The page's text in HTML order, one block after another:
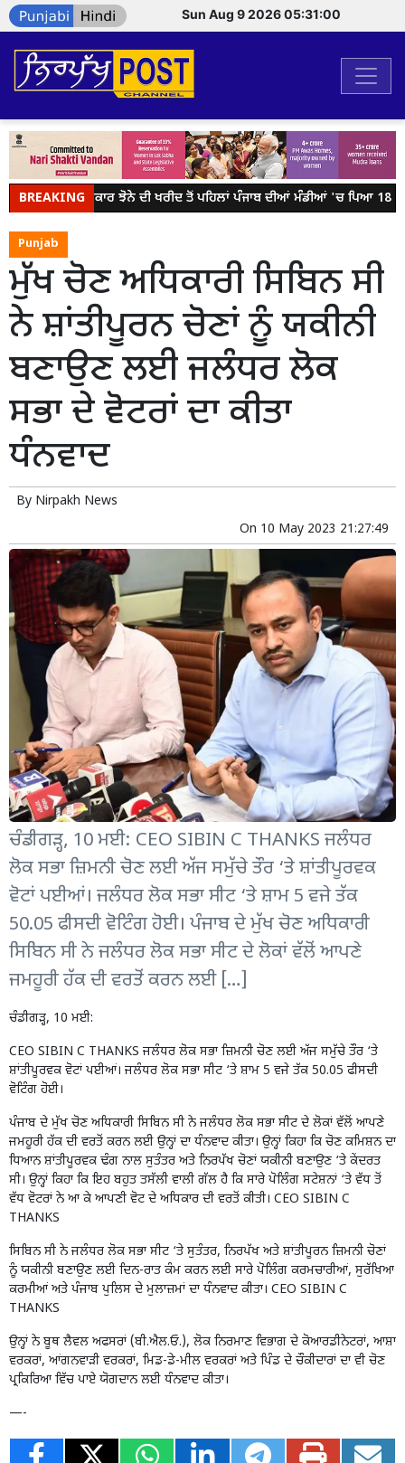
Sun Aug 9 2026 05:31:00
BREAKING
ਕੇਂਦਰ ਸਰਕਾਰ ਝੋਨੇ ਦੀ ਖਰੀਦ ਤੋਂ ਪਹਿਲਾਂ ਪੰਜਾਬ ਦੀਆਂ ਮੰਡੀਆਂ 'ਚ ਪਿਆ 18 ਲੱਖ
Punjab
ਮੁੱਖ ਚੋਣ ਅਧਿਕਾਰੀ ਸਿਬਿਨ ਸੀ
ਨੇ ਸ਼ਾਂਤੀਪੂਰਨ ਚੋਣਾਂ ਨੂੰ ਯਕੀਨੀ
ਬਣਾਉਣ ਲਈ ਜਲੰਧਰ ਲੋਕ
ਸਭਾ ਦੇ ਵੋਟਰਾਂ ਦਾ ਕੀਤਾ
ਧੰਨਵਾਦ
By Nirpakh News
On 10 May 2023 21:27:49
ਚੰਡੀਗੜ੍ਹ, 10 ਮਈ: CEO SIBIN C THANKS ਜਲੰਧਰ
ਲੋਕ ਸਭਾ ਜ਼ਿਮਨੀ ਚੋਣ ਲਈ ਅੱਜ ਸਮੁੱਚੇ ਤੌਰ ‘ਤੇ ਸ਼ਾਂਤੀਪੂਰਵਕ
ਵੋਟਾਂ ਪਈਆਂ। ਜਲੰਧਰ ਲੋਕ ਸਭਾ ਸੀਟ ‘ਤੇ ਸ਼ਾਮ 5 ਵਜੇ ਤੱਕ
50.05 ਫੀਸਦੀ ਵੋਟਿੰਗ ਹੋਈ। ਪੰਜਾਬ ਦੇ ਮੁੱਖ ਚੋਣ ਅਧਿਕਾਰੀ
ਸਿਬਿਨ ਸੀ ਨੇ ਜਲੰਧਰ ਲੋਕ ਸਭਾ ਸੀਟ ਦੇ ਲੋਕਾਂ ਵੱਲੋਂ ਆਪਣੇ
ਜਮਹੂਰੀ ਹੱਕ ਦੀ ਵਰਤੋਂ ਕਰਨ ਲਈ […]
ਚੰਡੀਗੜ੍ਹ, 10 ਮਈ:
CEO SIBIN C THANKS ਜਲੰਧਰ ਲੋਕ ਸਭਾ ਜ਼ਿਮਨੀ ਚੋਣ ਲਈ ਅੱਜ ਸਮੁੱਚੇ ਤੌਰ ‘ਤੇ
ਸ਼ਾਂਤੀਪੂਰਵਕ ਵੋਟਾਂ ਪਈਆਂ। ਜਲੰਧਰ ਲੋਕ ਸਭਾ ਸੀਟ ‘ਤੇ ਸ਼ਾਮ 5 ਵਜੇ ਤੱਕ 50.05 ਫੀਸਦੀ
ਵੋਟਿੰਗ ਹੋਈ।
ਪੰਜਾਬ ਦੇ ਮੁੱਖ ਚੋਣ ਅਧਿਕਾਰੀ ਸਿਬਿਨ ਸੀ ਨੇ ਜਲੰਧਰ ਲੋਕ ਸਭਾ ਸੀਟ ਦੇ ਲੋਕਾਂ ਵੱਲੋਂ ਆਪਣੇ
ਜਮਹੂਰੀ ਹੱਕ ਦੀ ਵਰਤੋਂ ਕਰਨ ਲਈ ਉਨ੍ਹਾਂ ਦਾ ਧੰਨਵਾਦ ਕੀਤਾ। ਉਨ੍ਹਾਂ ਕਿਹਾ ਕਿ ਚੋਣ ਕਮਿਸ਼ਨ ਦਾ
ਧਿਆਨ ਸ਼ਾਂਤੀਪੂਰਵਕ ਢੰਗ ਨਾਲ ਸੁਤੰਤਰ ਅਤੇ ਨਿਰਪੱਖ ਚੋਣਾਂ ਯਕੀਨੀ ਬਣਾਉਣ ‘ਤੇ ਕੇਂਦਰਤ
ਸੀ। ਉਨ੍ਹਾਂ ਕਿਹਾ ਕਿ ਇਹ ਬਹੁਤ ਤਸੱਲੀ ਵਾਲੀ ਗੱਲ ਹੈ ਕਿ ਸਾਰੇ ਪੋਲਿੰਗ ਸਟੇਸ਼ਨਾਂ ‘ਤੇ ਵੱਧ ਤੋਂ
ਵੱਧ ਵੋਟਰਾਂ ਨੇ ਆ ਕੇ ਆਪਣੀ ਵੋਟ ਦੇ ਅਧਿਕਾਰ ਦੀ ਵਰਤੋਂ ਕੀਤੀ। CEO SIBIN C
THANKS
ਸਿਬਿਨ ਸੀ ਨੇ ਜਲੰਧਰ ਲੋਕ ਸਭਾ ਸੀਟ ‘ਤੇ ਸੁਤੰਤਰ, ਨਿਰਪੱਖ ਅਤੇ ਸ਼ਾਂਤੀਪੂਰਨ ਜ਼ਿਮਨੀ ਚੋਣਾਂ
ਨੂੰ ਯਕੀਨੀ ਬਣਾਉਣ ਲਈ ਦਿਨ-ਰਾਤ ਕੰਮ ਕਰਨ ਲਈ ਸਾਰੇ ਪੋਲਿੰਗ ਕਰਮਚਾਰੀਆਂ, ਸੁਰੱਖਿਆ
ਕਰਮੀਆਂ ਅਤੇ ਪੰਜਾਬ ਪੁਲਿਸ ਦੇ ਮੁਲਾਜ਼ਮਾਂ ਦਾ ਧੰਨਵਾਦ ਕੀਤਾ। CEO SIBIN C
THANKS
ਉਨ੍ਹਾਂ ਨੇ ਬੂਥ ਲੈਵਲ ਅਫਸਰਾਂ (ਬੀ.ਐਲ.ਓ.), ਲੋਕ ਨਿਰਮਾਣ ਵਿਭਾਗ ਦੇ ਕੋਆਰਡੀਨੇਟਰਾਂ, ਆਸ਼ਾ
ਵਰਕਰਾਂ, ਆਂਗਨਵਾੜੀ ਵਰਕਰਾਂ, ਮਿਡ-ਡੇ-ਮੀਲ ਵਰਕਰਾਂ ਅਤੇ ਪਿੰਡ ਦੇ ਚੌਕੀਦਾਰਾਂ ਦਾ ਵੀ ਚੋਣ
ਪ੍ਰਕਿਰਿਆ ਵਿੱਚ ਪਾਏ ਯੋਗਦਾਨ ਲਈ ਧੰਨਵਾਦ ਕੀਤਾ।
—-